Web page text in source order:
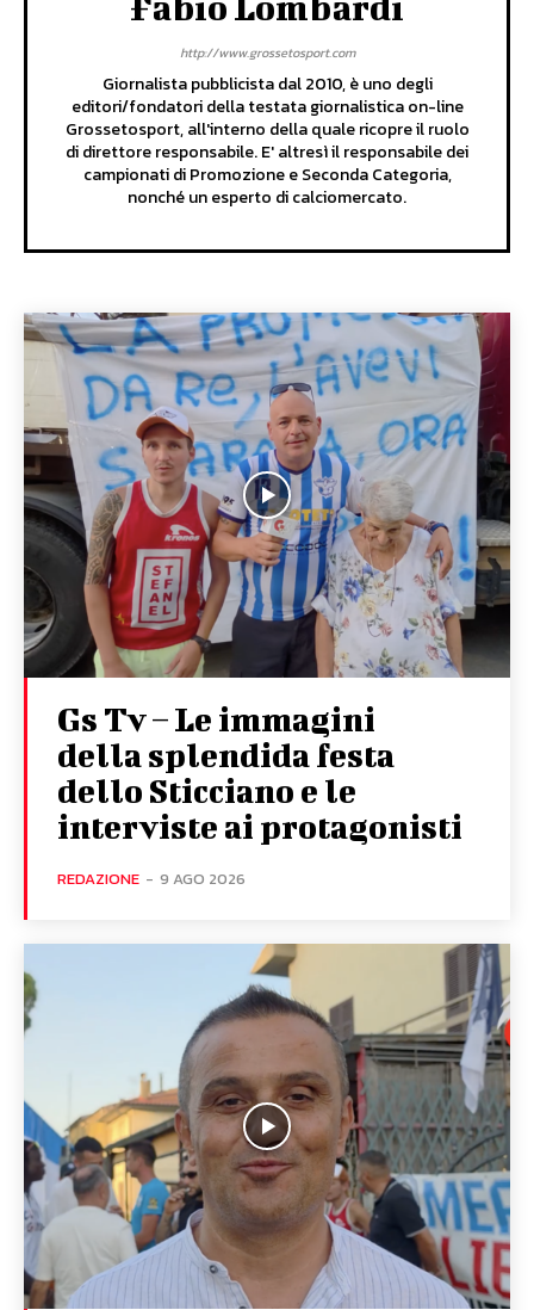
http://www.grossetosport.com
Giornalista pubblicista dal 2010, è uno degli
editori/fondatori della testata giornalistica on-line
Grossetosport, all'interno della quale ricopre il ruolo
di direttore responsabile. E' altresì il responsabile dei
campionati di Promozione e Seconda Categoria,
nonché un esperto di calciomercato.
Gs Tv – Le immagini
della splendida festa
dello Sticciano e le
interviste ai protagonisti
REDAZIONE - 9 AGO 2026